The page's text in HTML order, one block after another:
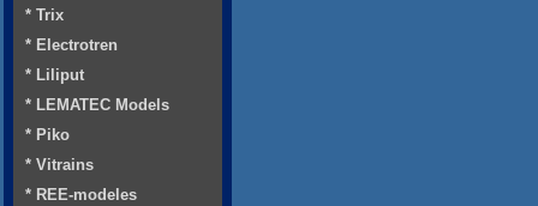
* Trix
* Electrotren
* Liliput
* LEMATEC Models
* Piko
* Vitrains
* REE-modeles